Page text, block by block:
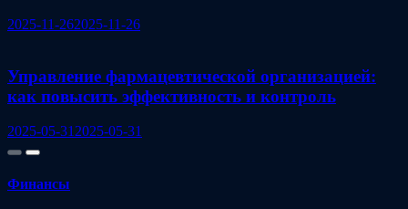
2025-11-262025-11-26
Управление фармацевтической организацией:
как повысить эффективность и контроль
2025-05-31 2025-05-31
Финансы